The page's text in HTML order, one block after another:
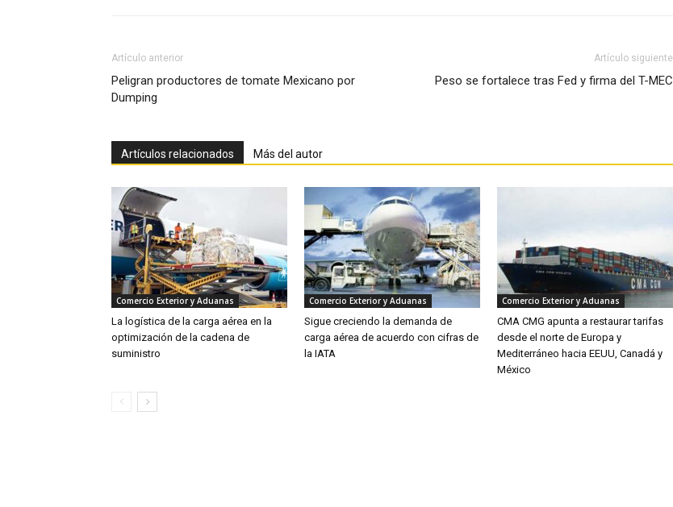
Artículo anterior
Peligran productores de tomate Mexicano por
Dumping
Artículo siguiente
Peso se fortalece tras Fed y firma del T-MEC
Artículos relacionados Más del autor
Comercio Exterior y Aduanas
La logística de la carga aérea en la
optimización de la cadena de
suministro
Comercio Exterior y Aduanas
Sigue creciendo la demanda de
carga aérea de acuerdo con cifras de
la IATA
Comercio Exterior y Aduanas
CMA CMG apunta a restaurar tarifas
desde el norte de Europa y
Mediterráneo hacia EEUU, Canadá y
México